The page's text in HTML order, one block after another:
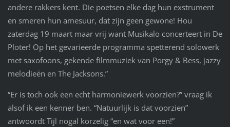
andere rakkers kent. Die poetsen elke dag hun exstrument
en smeren hun amesuur, dat zijn geen gewone! Hou
zaterdag 19 maart maar vrij want Musikalo concerteert in De
Ploter! Op het gevarieerde programma spetterend solowerk
met saxofoons, gekende filmmuziek van Porgy & Bess, jazzy
melodieën en The Jacksons.”
“Er is toch ook een echt harmoniewerk voorzien?” vraag ik
alsof ik een kenner ben. “Natuurlijk is dat voorzien”
antwoordt Tijl nogal korzelig “en wat voor een!”